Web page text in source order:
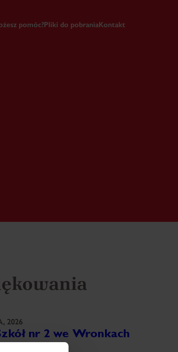
pomóc?Pliki do pobraniaKontakt
2026
nr 2 we Wronkach